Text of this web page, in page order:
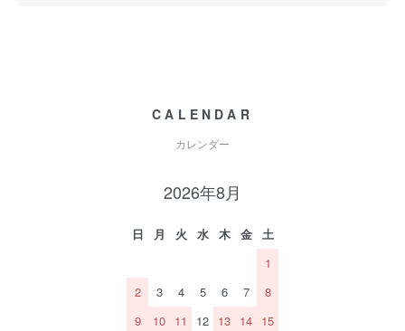
CALENDAR
カレンダー
2026年8月
日 月 火 水 木 金
土
1
2
3 4 5 6 7
8
9
10 11 12 13 14 15